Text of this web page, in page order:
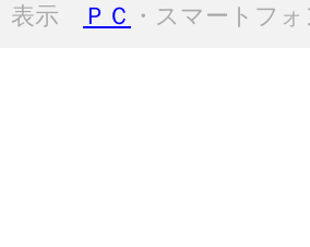
表示 ＰＣ ・スマートフ